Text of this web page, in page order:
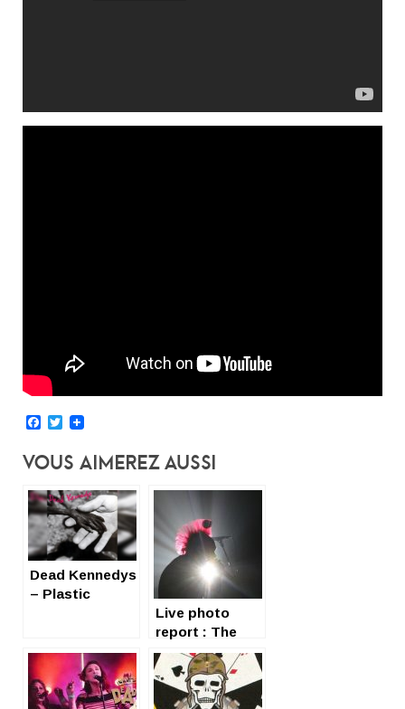
Facebook
Twitter
Vous Aimerez Aussi
Dead Kennedys
– Plastic
Live photo
report : The
Exploited